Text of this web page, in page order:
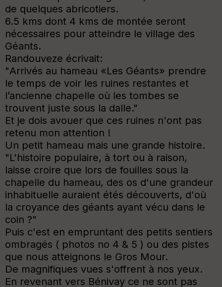
de quelques abricotiers.
6.5 kms dont 4 kms de montée seront
nécessaires pour atteindre le village des
Géants.
Randouveze écrivait:
"Arrivés au hameau «Les Géants» prendre
le temps de voir les ruines restantes et
l’ancienne chapelle où les tombes se
trouvent juste sous la dalle."
Et je dois avouer que ces ruines n'ont pas
retenu mon attention !
Un petit hameau mais une grande histoire.
"L'histoire populaire, à tort ou à raison,
laisse croire que lors de fouilles sous la
chapelle du hameau, des os d'une grandeur
inhabituelle auraient étés découverts, d'où
la croyance des géants ayant vécu dans le
coin ?"
Puis c'est en empruntant des petits sentiers
ombragés ( photos no 4 & 5 ) ou des pistes
que nous atteignons le Gros Mour.
De magnifiques vues s'offrent à nos yeux.
En revenant vers Bénivay ce ne sont pas